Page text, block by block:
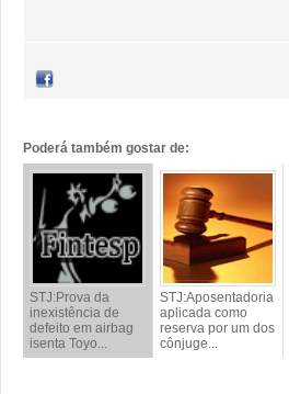
Poderá também gostar de:
STJ:Prova da
inexistência de
defeito em airbag
isenta Toyo...
STJ:Aposentadoria
aplicada como
reserva por um dos
cônjuge...